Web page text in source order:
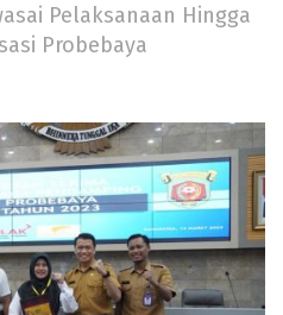
Pelaksanaan Hingga
Probebaya